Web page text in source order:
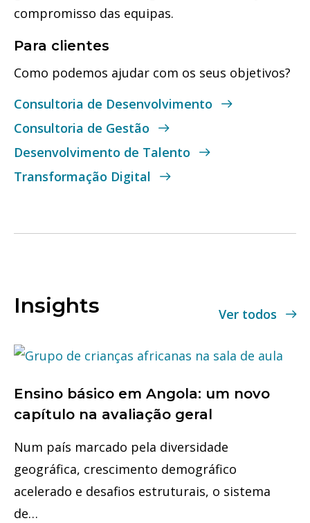
compromisso das equipas.
Para clientes
Como podemos ajudar com os seus objetivos?
Consultoria de Desenvolvimento
Consultoria de Gestão
Desenvolvimento de Talento
Transformação Digital
Insights Ver todos
Ensino básico em Angola: um novo
capítulo na avaliação geral
Num país marcado pela diversidade
geográfica, crescimento demográfico
acelerado e desafios estruturais, o sistema
de…